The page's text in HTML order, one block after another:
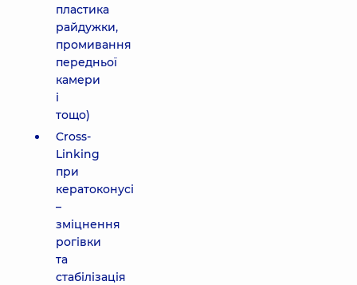
пластика
райдужки,
промивання
передньої
камери
і
тощо)
Cross-
Linking
при
кератоконусі
–
зміцнення
рогівки
та
стабілізація